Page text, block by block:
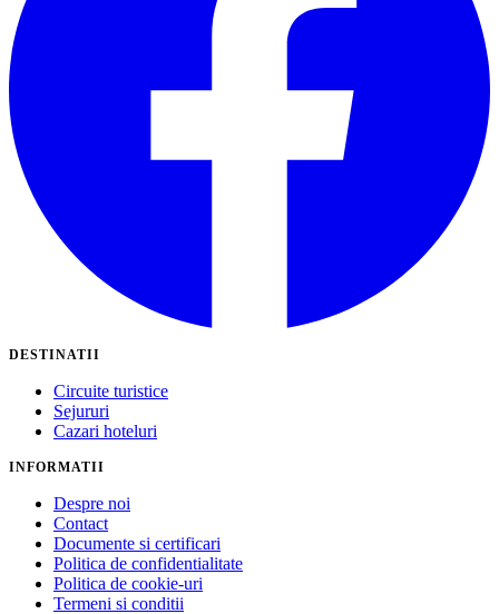
DESTINATII
Circuite turistice
Sejururi
Cazari hoteluri
INFORMATII
Despre noi
Contact
Documente si certificari
Politica de confidentialitate
Politica de cookie-uri
Termeni si conditii